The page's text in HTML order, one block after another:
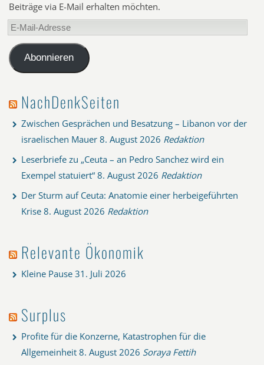
Beiträge via E-Mail erhalten möchten.
E-
Mail-
AdresseAbonnieren
NachDenkSeiten
Zwischen Gesprächen und Besatzung – Libanon vor der
israelischen Mauer 8. August 2026 Redaktion
Leserbriefe zu „Ceuta – an Pedro Sanchez wird ein
Exempel statuiert“ 8. August 2026 Redaktion
Der Sturm auf Ceuta: Anatomie einer herbeigeführten
Krise 8. August 2026 Redaktion
Relevante Ökonomik
Kleine Pause 31. Juli 2026
Surplus
Profite für die Konzerne, Katastrophen für die
Allgemeinheit 8. August 2026 Soraya Fettih